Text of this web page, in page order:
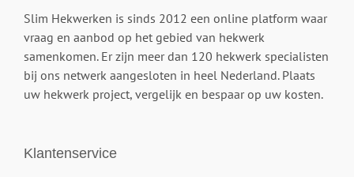
Slim Hekwerken is sinds 2012 een online platform waar
vraag en aanbod op het gebied van hekwerk
samenkomen. Er zijn meer dan 120 hekwerk specialisten
bij ons netwerk aangesloten in heel Nederland. Plaats
uw hekwerk project, vergelijk en bespaar op uw kosten.
Klantenservice